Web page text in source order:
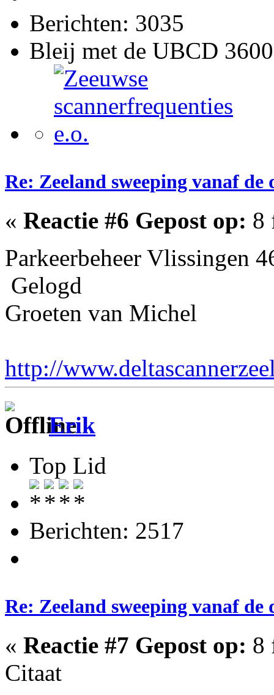
Berichten: 3035
Bleij met de UBCD 3600
Re: Zeeland sweeping vanaf de
« Reactie #6 Gepost op: 8
Parkeerbeheer Vlissingen
Gelogd
Groeten van Michel
http://
Erik
Top Lid
Berichten: 2517
Re: Zeeland sweeping vanaf de
« Reactie #7 Gepost op: 8
Citaat